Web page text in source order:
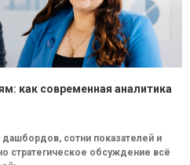
как современная аналитика
сотни показателей и
стратегическое обсуждение всё